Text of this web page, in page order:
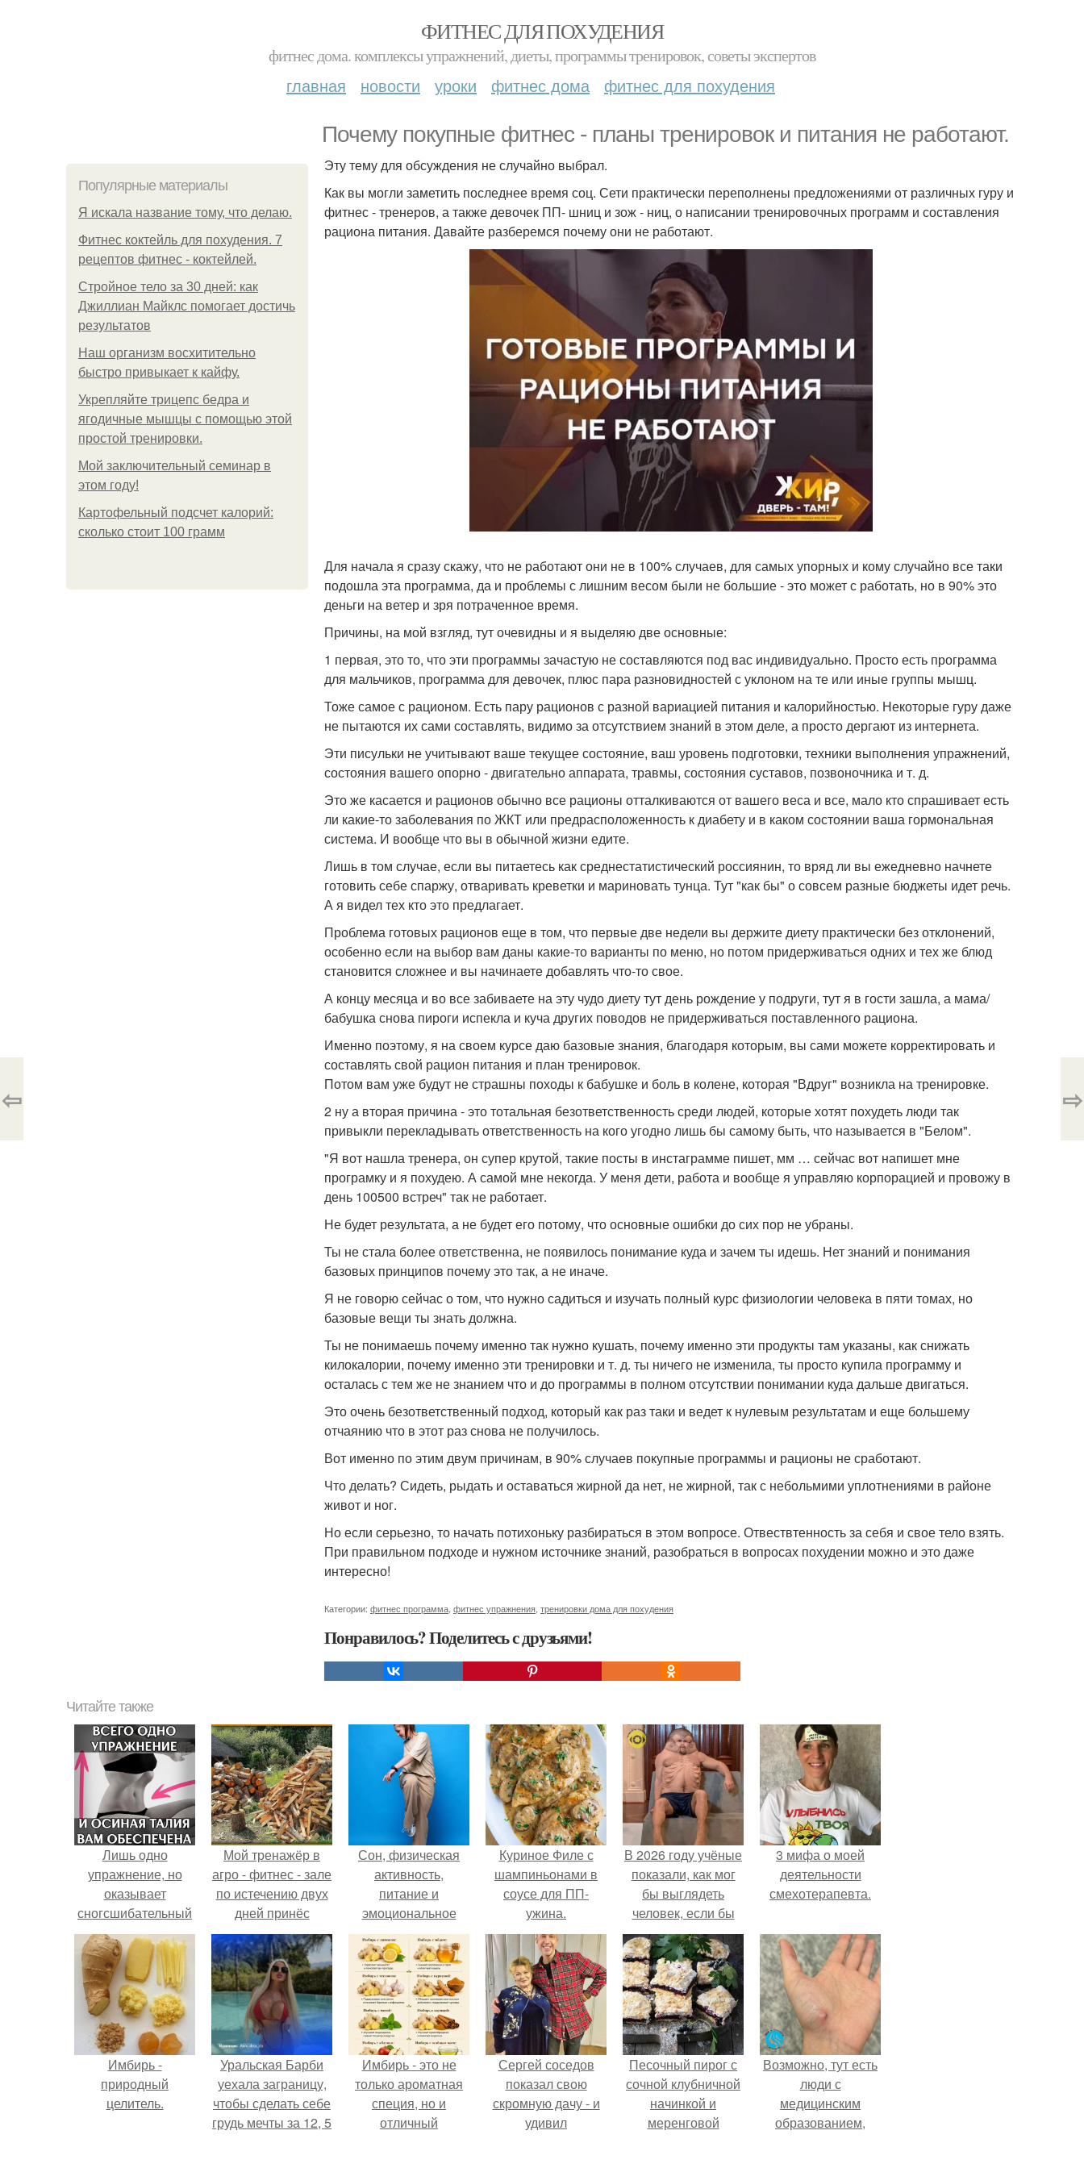
ФИТНЕС ДЛЯ ПОХУДЕНИЯ
фитнес дома. комплексы упражнений, диеты, программы тренировок, советы экспертов
главная новости уроки фитнес дома фитнес для похудения
Почему покупные фитнес - планы тренировок и питания не работают.
Популярные материалы
Я искала название тому, что делаю.
Фитнес коктейль для похудения. 7
рецептов фитнес - коктейлей.
Стройное тело за 30 дней: как
Джиллиан Майклс помогает достичь
результатов
Наш организм восхитительно
быстро привыкает к кайфу.
Укрепляйте трицепс бедра и
ягодичные мышцы с помощью этой
простой тренировки.
Мой заключительный семинар в
этом году!
Картофельный подсчет калорий:
сколько стоит 100 грамм
Эту тему для обсуждения не случайно выбрал.
Как вы могли заметить последнее время соц. Сети практически переполнены предложениями от различных гуру и
фитнес - тренеров, а также девочек ПП- шниц и зож - ниц, о написании тренировочных программ и составления
рациона питания. Давайте разберемся почему они не работают.
Для начала я сразу скажу, что не работают они не в 100% случаев, для самых упорных и кому случайно все таки
подошла эта программа, да и проблемы с лишним весом были не большие - это может с работать, но в 90% это
деньги на ветер и зря потраченное время.
Причины, на мой взгляд, тут очевидны и я выделяю две основные:
1 первая, это то, что эти программы зачастую не составляются под вас индивидуально. Просто есть программа
для мальчиков, программа для девочек, плюс пара разновидностей с уклоном на те или иные группы мышц.
Тоже самое с рационом. Есть пару рационов с разной вариацией питания и калорийностью. Некоторые гуру даже
не пытаются их сами составлять, видимо за отсутствием знаний в этом деле, а просто дергают из интернета.
Эти писульки не учитывают ваше текущее состояние, ваш уровень подготовки, техники выполнения упражнений,
состояния вашего опорно - двигательно аппарата, травмы, состояния суставов, позвоночника и т. д.
Это же касается и рационов обычно все рационы отталкиваются от вашего веса и все, мало кто спрашивает есть
ли какие-то заболевания по ЖКТ или предрасположенность к диабету и в каком состоянии ваша гормональная
система. И вообще что вы в обычной жизни едите.
Лишь в том случае, если вы питаетесь как среднестатистический россиянин, то вряд ли вы ежедневно начнете
готовить себе спаржу, отваривать креветки и мариновать тунца. Тут "как бы" о совсем разные бюджеты идет речь.
А я видел тех кто это предлагает.
Проблема готовых рационов еще в том, что первые две недели вы держите диету практически без отклонений,
особенно если на выбор вам даны какие-то варианты по меню, но потом придерживаться одних и тех же блюд
становится сложнее и вы начинаете добавлять что-то свое.
А концу месяца и во все забиваете на эту чудо диету тут день рождение у подруги, тут я в гости зашла, а мама/
бабушка снова пироги испекла и куча других поводов не придерживаться поставленного рациона.
Именно поэтому, я на своем курсе даю базовые знания, благодаря которым, вы сами можете корректировать и
составлять свой рацион питания и план тренировок.
Потом вам уже будут не страшны походы к бабушке и боль в колене, которая "Вдруг" возникла на тренировке.
2 ну а вторая причина - это тотальная безответственность среди людей, которые хотят похудеть люди так
привыкли перекладывать ответственность на кого угодно лишь бы самому быть, что называется в "Белом".
"Я вот нашла тренера, он супер крутой, такие посты в инстаграмме пишет, мм … сейчас вот напишет мне
програмку и я похудею. А самой мне некогда. У меня дети, работа и вообще я управляю корпорацией и провожу в
день 100500 встреч" так не работает.
Не будет результата, а не будет его потому, что основные ошибки до сих пор не убраны.
Ты не стала более ответственна, не появилось понимание куда и зачем ты идешь. Нет знаний и понимания
базовых принципов почему это так, а не иначе.
Я не говорю сейчас о том, что нужно садиться и изучать полный курс физиологии человека в пяти томах, но
базовые вещи ты знать должна.
Ты не понимаешь почему именно так нужно кушать, почему именно эти продукты там указаны, как снижать
килокалории, почему именно эти тренировки и т. д. ты ничего не изменила, ты просто купила программу и
осталась с тем же не знанием что и до программы в полном отсутствии понимании куда дальше двигаться.
Это очень безответственный подход, который как раз таки и ведет к нулевым результатам и еще большему
отчаянию что в этот раз снова не получилось.
Вот именно по этим двум причинам, в 90% случаев покупные программы и рационы не сработают.
Что делать? Сидеть, рыдать и оставаться жирной да нет, не жирной, так с небольмими уплотнениями в районе
живот и ног.
Но если серьезно, то начать потихоньку разбираться в этом вопросе. Отвествтенность за себя и свое тело взять.
При правильном подходе и нужном источнике знаний, разобраться в вопросах похудении можно и это даже
интересно!
Категории: фитнес программа фитнес упражнения тренировки дома для похудения
Понравилось? Поделитесь с друзьями!
⇦ ⇨
Читайте также
Лишь одно
упражнение, но
оказывает
сногсшибательный
эффект: "Осиная"
талия и плоский
живот - при этом
огромная польза
для здоровья!
Мой тренажёр в
агро - фитнес - зале
по истечению двух
дней принёс
ощутимый
результат.
Сон, физическая
активность,
питание и
эмоциональное
состояние!
Куриное Филе с
шампиньонами в
соусе для ПП-
ужина.
В 2026 году учёные
показали, как мог
бы выглядеть
человек, если бы
его тело
эволюционировало
специально для
выживания в
автокатастpoфах.
3 мифа о моей
деятельности
смехотерапевта.
Имбирь -
природный
целитель.
Уральская Барби
уехала заграницу,
чтобы сделать себе
грудь мечты за 12, 5
Имбирь - это не
только ароматная
специя, но и
отличный
Сергей соседов
показал свою
скромную дачу - и
удивил
Песочный пирог с
сочной клубничной
начинкой и
меренговой
Возможно, тут есть
люди с
медицинским
образованием,